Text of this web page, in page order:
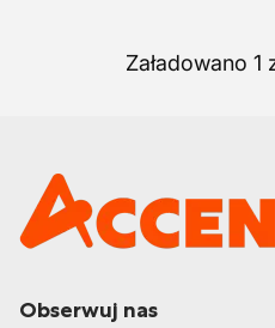
Załadowano
Obserwuj nas